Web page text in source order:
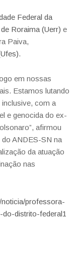
Federal da
Roraima (Uerr) e
Paiva,
.
em nossas
Estamos lutando
inclusive, com a
e genocida do ex-
afirmou
ANDES-SN na
da atuação
nas
professora-
distrito-federal1